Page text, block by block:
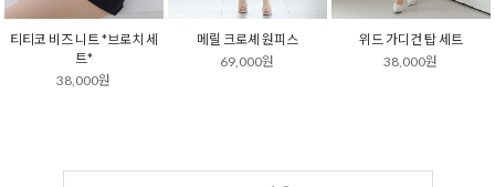
티티코 비즈 니트 *브로치 세
트*
38,000원
메릴 크로셰 원피스
69,000원
위드 가디건 탑 세트
38,000원